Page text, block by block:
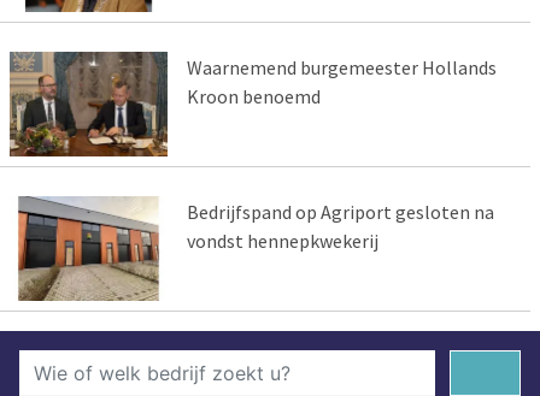
Waarnemend burgemeester Hollands
Kroon benoemd
Bedrijfspand op Agriport gesloten na
vondst hennepkwekerij